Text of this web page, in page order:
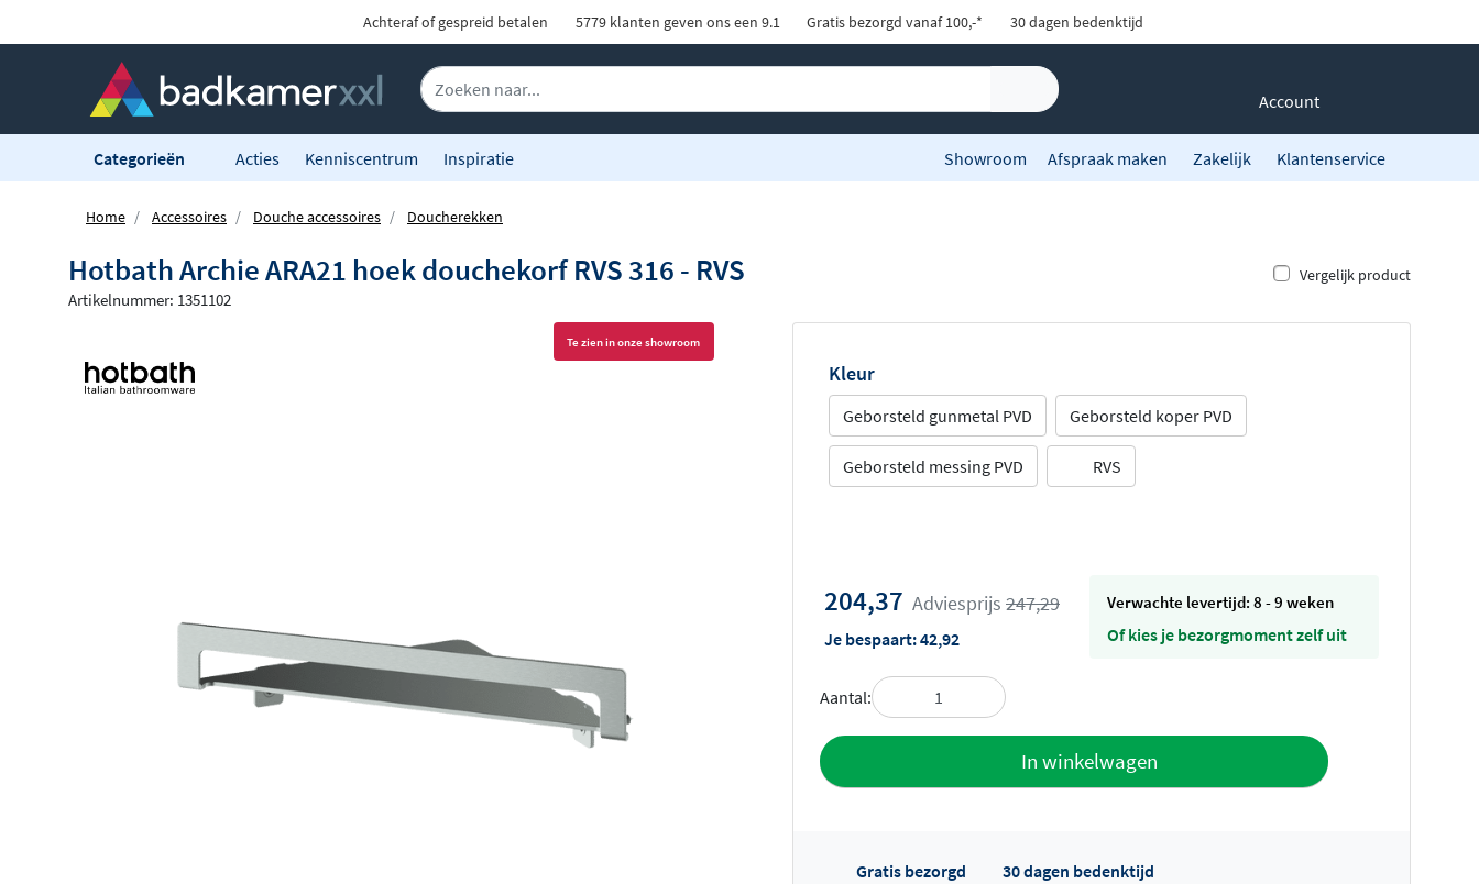
Achteraf of gespreid betalen 5779 klanten geven ons een 9.1 Gratis bezorgd vanaf 100,-* 30 dagen bedenktijd
Account
Categorieën Acties Kenniscentrum Inspiratie Showroom Afspraak maken Zakelijk Klantenservice
Home Accessoires Douche accessoires Doucherekken
Hotbath Archie ARA21 hoek douchekorf RVS 316 - RVS Vergelijk product
Artikelnummer: 1351102
Te zien in onze showroom
Kleur
Geborsteld gunmetal PVD Geborsteld koper PVD
Geborsteld messing PVD RVS
204,37 Adviesprijs 247,29
Je bespaart:42,92
Verwachte levertijd: 8 - 9 weken
Of kies je bezorgmoment zelf uit
Aantal:
In winkelwagen
Toevoegen aan offerte
Gratis bezorgd
30 dagen bedenktijd